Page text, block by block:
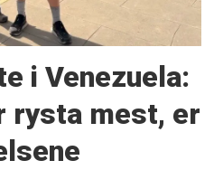
i Venezuela:
rysta mest, er